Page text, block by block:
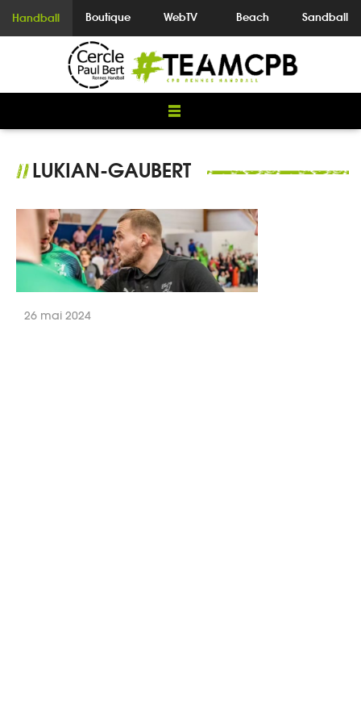
Handball Boutique WebTV Beach Sandball
//LUKIAN-GAUBERT
26 mai 2024